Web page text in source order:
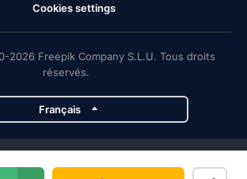
Cookies settings
2026 Freepik Company S.L.U. Tous droits
réservés.
Français